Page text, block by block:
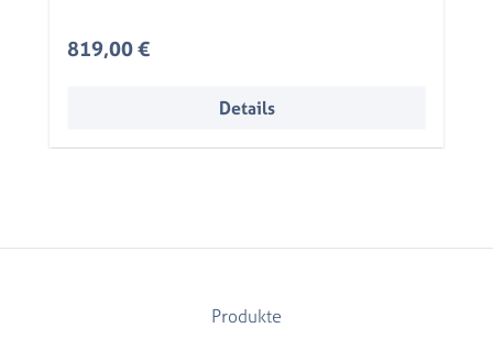
Regulärer Preis:
819,00 €
Details
Produkte